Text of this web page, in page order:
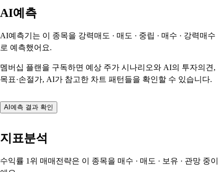
AI예측
AI예측기는 이 종목을 강력매도 · 매도 · 중립 · 매수 · 강력매수
로 예측했어요.
멤버십 플랜을 구독하면 예상 주가 시나리오와 AI의 투자의견,
목표·손절가, AI가 참고한 차트 패턴들을 확인할 수 있습니다.
AI예측 결과 확인
지표분석
수익률 1위 매매전략은 이 종목을 매수 · 매도 · 보유 · 관망 중이